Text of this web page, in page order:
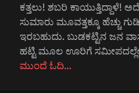
ಕತ್ತಲು! ಶಬರಿ ಕಾಯುತ್ತಿದ್ದಾಳೆ!
ಸುಮಾರು ಮೂವತ್ತಕ್ಕೂ ಹೆಚ್ಚು
ಇರಬಹುದು. ಬುಡಕಟ್ಟಿನ ಜನ
ಹಟ್ಟಿ ಮೂಲ ಊರಿಗೆ
ಮುಂದೆ ಓದಿ…